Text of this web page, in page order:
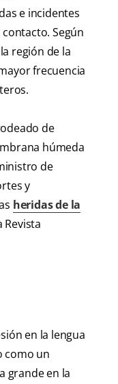
e incidentes
Según
región de la
frecuencia
de
húmeda
de
y
heridas de la
Revista
en la lengua
como un
grande en la